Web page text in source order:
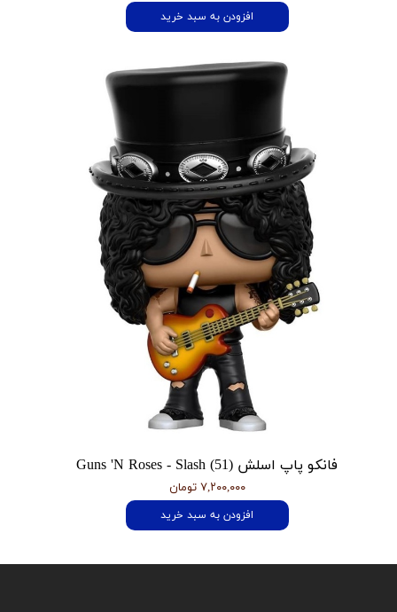
افزودن به سبد خرید
فانکو پاپ اسلش Guns 'N Roses - Slash (51)
۷,۲۰۰,۰۰۰ تومان
افزودن به سبد خرید